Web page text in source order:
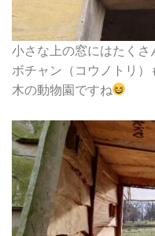
小さな上の窓にはたくさ
ボチャン（コウノトリ）
木の動物園ですね